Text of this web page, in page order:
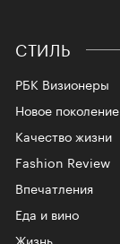
СТИЛЬ
РБК Визионеры
Новое поколение
Качество жизни
Fashion Review
Впечатления
Еда и вино
Жизнь